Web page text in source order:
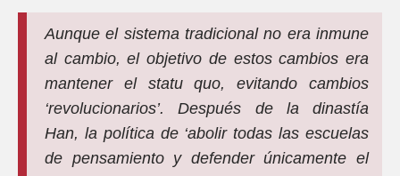
Aunque el sistema tradicional no era inmune
al cambio, el objetivo de estos cambios era
mantener el statu quo, evitando cambios
‘revolucionarios’. Después de la dinastía
Han, la política de ‘abolir todas las escuelas
de pensamiento y defender únicamente el